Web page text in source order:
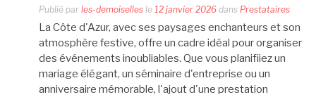
Publié par les-demoiselles le 12 janvier 2026 dans Prestataires
La Côte d'Azur, avec ses paysages enchanteurs et son
atmosphère festive, offre un cadre idéal pour organiser
des événements inoubliables. Que vous planifiiez un
mariage élégant, un séminaire d'entreprise ou un
anniversaire mémorable, l'ajout d'une prestation